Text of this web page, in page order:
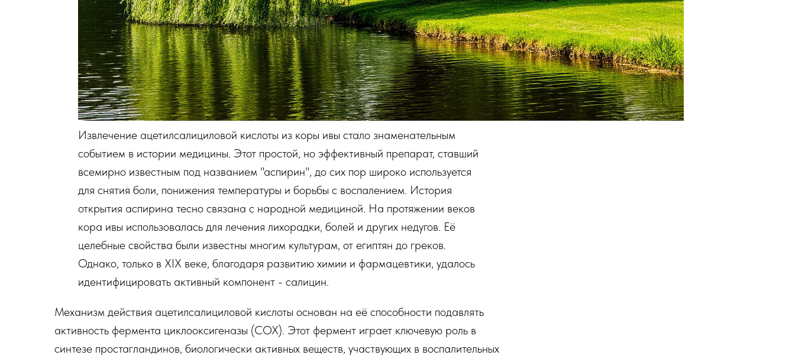
Извлечение ацетилсалициловой кислоты из коры ивы стало знаменательным
событием в истории медицины. Этот простой, но эффективный препарат, ставший
всемирно известным под названием "аспирин", до сих пор широко используется
для снятия боли, понижения температуры и борьбы с воспалением. История
открытия аспирина тесно связана с народной медициной. На протяжении веков
кора ивы использовалась для лечения лихорадки, болей и других недугов. Её
целебные свойства были известны многим культурам, от египтян до греков.
Однако, только в XIX веке, благодаря развитию химии и фармацевтики, удалось
идентифицировать активный компонент - салицин.
Механизм действия ацетилсалициловой кислоты основан на её способности подавлять
активность фермента циклооксигеназы (COX). Этот фермент играет ключевую роль в
синтезе простагландинов, биологически активных веществ, участвующих в воспалительных